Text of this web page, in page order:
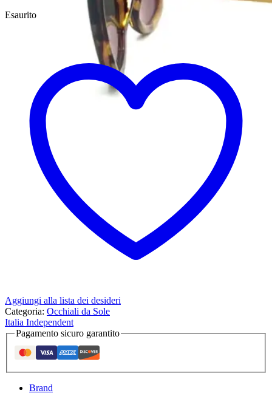
Esaurito
Aggiungi alla lista dei desideri
Categoria: Occhiali da Sole
Italia Independent
Pagamento sicuro garantito
Brand